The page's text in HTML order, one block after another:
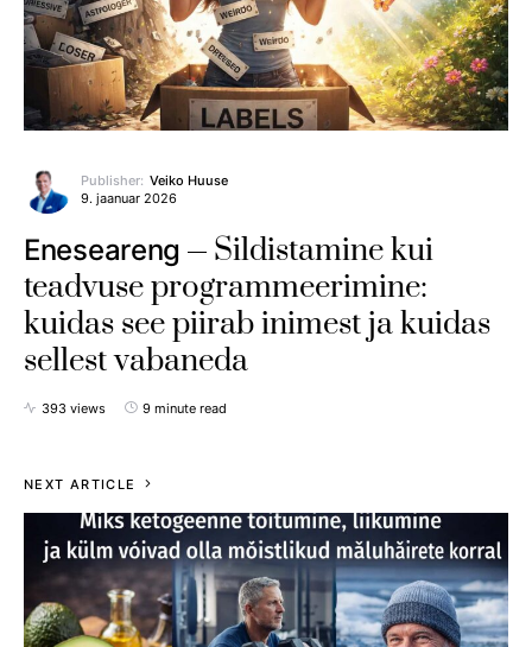
Publisher: Veiko Huuse
9. jaanuar 2026
Eneseareng
Sildistamine kui
teadvuse programmeerimine:
kuidas see piirab inimest ja kuidas
sellest vabaneda
393 views 9 minute read
NEXT ARTICLE